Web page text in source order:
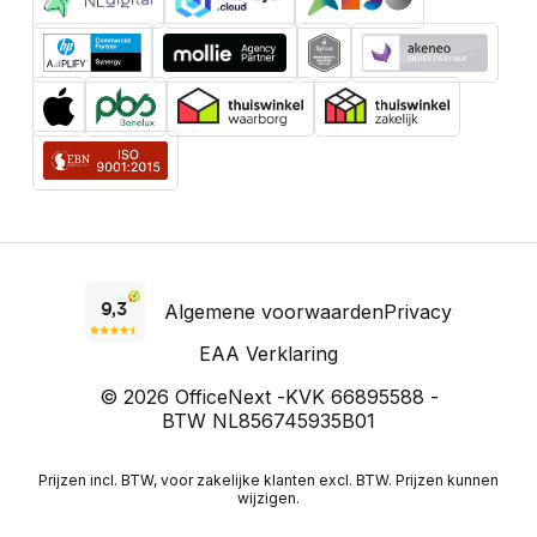
Verpakking
Diepte verpakking
Hoogte verpakking
622 mm
Breedte verpakking
Algemene voorwaardenPrivacy
EAA Verklaring
© 2026 OfficeNext -KVK 66895588 -
BTW NL856745935B01
Prijzen incl. BTW, voor zakelijke klanten excl. BTW. Prijzen kunnen
wijzigen.